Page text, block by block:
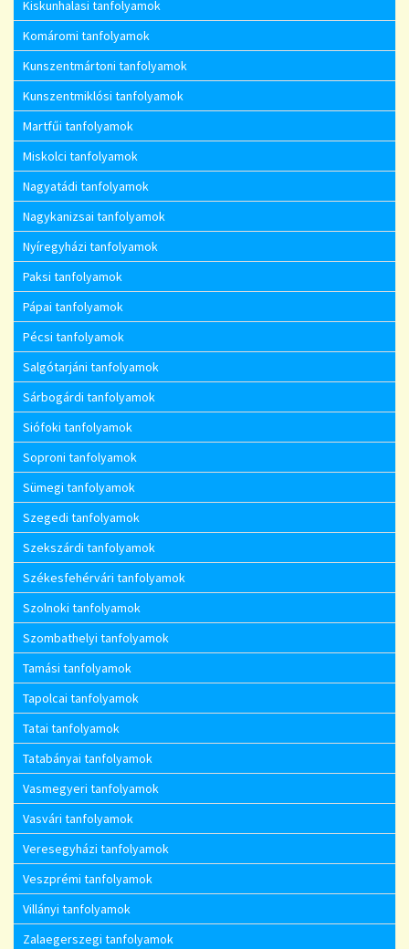
Kiskunhalasi tanfolyamok
Komáromi tanfolyamok
Kunszentmártoni tanfolyamok
Kunszentmiklósi tanfolyamok
Martfűi tanfolyamok
Miskolci tanfolyamok
Nagyatádi tanfolyamok
Nagykanizsai tanfolyamok
Nyíregyházi tanfolyamok
Paksi tanfolyamok
Pápai tanfolyamok
Pécsi tanfolyamok
Salgótarjáni tanfolyamok
Sárbogárdi tanfolyamok
Siófoki tanfolyamok
Soproni tanfolyamok
Sümegi tanfolyamok
Szegedi tanfolyamok
Szekszárdi tanfolyamok
Székesfehérvári tanfolyamok
Szolnoki tanfolyamok
Szombathelyi tanfolyamok
Tamási tanfolyamok
Tapolcai tanfolyamok
Tatai tanfolyamok
Tatabányai tanfolyamok
Vasmegyeri tanfolyamok
Vasvári tanfolyamok
Veresegyházi tanfolyamok
Veszprémi tanfolyamok
Villányi tanfolyamok
Zalaegerszegi tanfolyamok